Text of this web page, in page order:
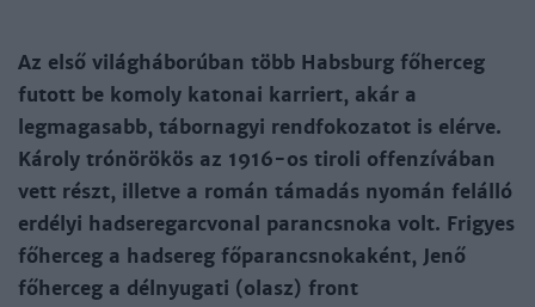
Az első világháborúban több Habsburg főherceg
futott be komoly katonai karriert, akár a
legmagasabb, tábornagyi rendfokozatot is elérve.
Károly trónörökös az 1916-os tiroli offenzívában
vett részt, illetve a román támadás nyomán felálló
erdélyi hadseregarcvonal parancsnoka volt. Frigyes
főherceg a hadsereg főparancsnokaként, Jenő
főherceg a délnyugati (olasz) front